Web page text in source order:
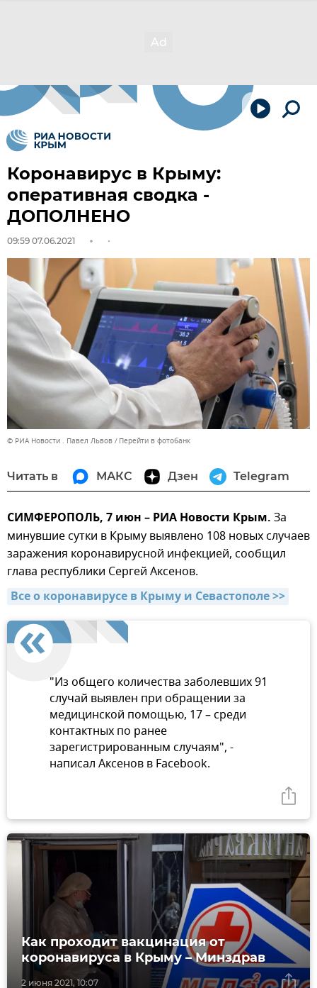
Коронавирус в Крыму:
оперативная сводка -
ДОПОЛНЕНО
09:59 07.06.2021
© РИА Новости . Павел Львов Перейти в фотобанк
Читать в МАКС Дзен Telegram
СИМФЕРОПОЛЬ, 7 июн – РИА Новости Крым. За
минувшие сутки в Крыму выявлено 108 новых случаев
заражения коронавирусной инфекцией, сообщил
глава республики Сергей Аксенов.
Все о коронавирусе в Крыму и Севастополе >>
"Из общего количества заболевших 91
случай выявлен при обращении за
медицинской помощью, 17 – среди
контактных по ранее
зарегистрированным случаям", -
написал Аксенов в Facebook.
2 июня 2021, 10:07
Как проходит вакцинация от
коронавируса в Крыму – Минздрав